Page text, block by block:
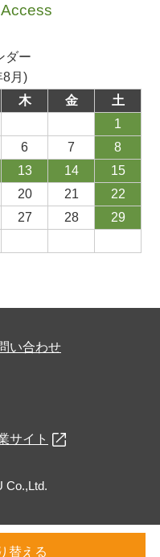
Access
ダー
8月)
木 金
土
1
6 7
8
13 14
15
20 21
22
27 28
29
い合わせ
サイト
Co.,Ltd.
替える